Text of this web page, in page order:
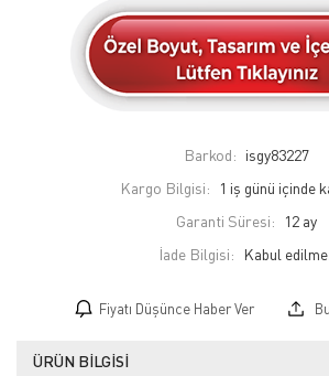
Barkod: isgy83227
Kargo Bilgisi:
1 iş günü içinde
Garanti Süresi:
12 ay
İade Bilgisi:
Fiyatı Düşünce Haber Ver
ÜRÜN BILGISI